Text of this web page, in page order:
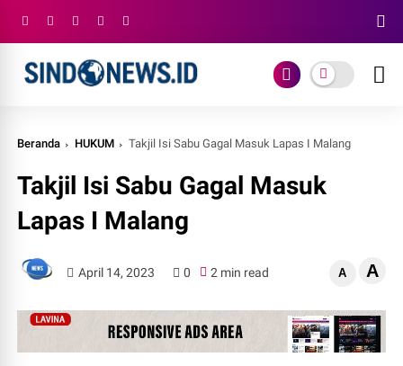
Beranda HUKUM Takjil Isi Sabu Gagal Masuk Lapas I Malang
Takjil Isi Sabu Gagal Masuk
Lapas I Malang
April 14, 2023 0 2 min read A A